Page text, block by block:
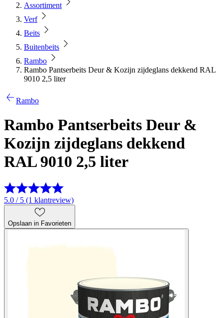
Assortiment
Verf
Beits
Buitenbeits
Rambo
Rambo Pantserbeits Deur & Kozijn zijdeglans dekkend RAL
9010 2,5 liter
Rambo
Rambo Pantserbeits Deur &
Kozijn zijdeglans dekkend
RAL 9010 2,5 liter
5.0 / 5 (1 klantreview)
Opslaan in Favorieten